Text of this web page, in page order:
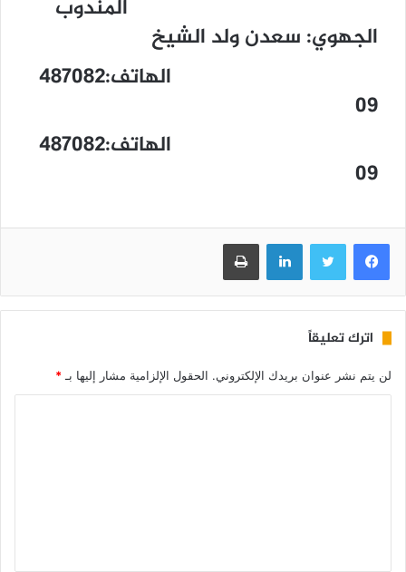
المندوب
الجهوي: سعدن ولد الشيخ
الهاتف:487082
09
الهاتف:487082
09
فيسبوك تويتر لينكدإن طباعة
اترك تعليقاً
لن يتم نشر عنوان بريدك الإلكتروني. الحقول الإلزامية مشار إليها بـ *